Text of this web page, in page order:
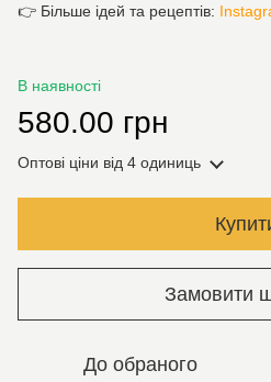
👉 Більше ідей та рецептів:
В наявності
580.00 грн
Оптові ціни від 4 одиниць
Замовити
До обраного